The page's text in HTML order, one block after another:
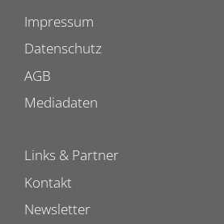
Impressum
Datenschutz
AGB
Mediadaten
Links & Partner
Kontakt
Newsletter